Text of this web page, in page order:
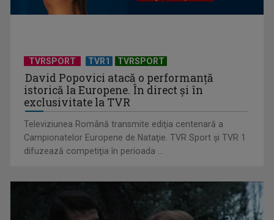
(P) De ce psihologii spun că un card cadou e, de fapt, un
(P) Cum să creezi un interior în care să te simți acasă
TVRSPORT TVR1 TVRSPORT
David Popovici atacă o performanţă
istorică la Europene. În direct şi în
exclusivitate la TVR
Televiziunea Română transmite ediţia centenară a
Campionatelor Europene de Nataţie. TVR Sport şi TVR 1
difuzează competiţia în perioada ...